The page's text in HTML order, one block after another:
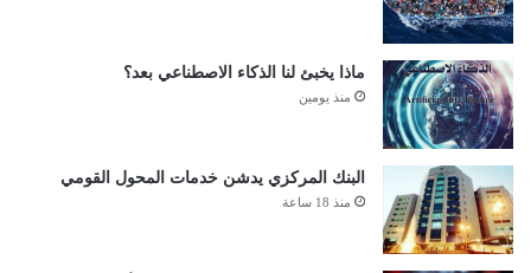
ماذا يخبئ لنا الذكاء الاصطناعي بعد؟
منذ يومين
البنك المركزي يدشن خدمات المحول القومي
منذ 18 ساعة